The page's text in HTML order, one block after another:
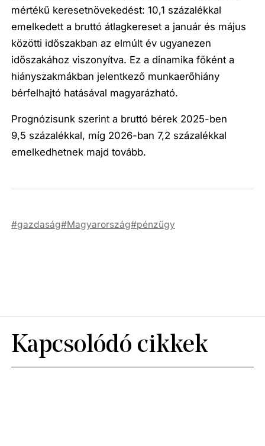
mértékű keresetnövekedést: 10,1 százalékkal
emelkedett a bruttó átlagkereset a január és május
közötti időszakban az elmúlt év ugyanezen
időszakához viszonyítva. Ez a dinamika főként a
hiányszakmákban jelentkező munkaerőhiány
bérfelhajtó hatásával magyarázható.
Prognózisunk szerint a bruttó bérek 2025-ben
9,5 százalékkal, míg 2026-ban 7,2 százalékkal
emelkedhetnek majd tovább.
gazdaság Magyarország pénzügy
Kapcsolódó cikkek